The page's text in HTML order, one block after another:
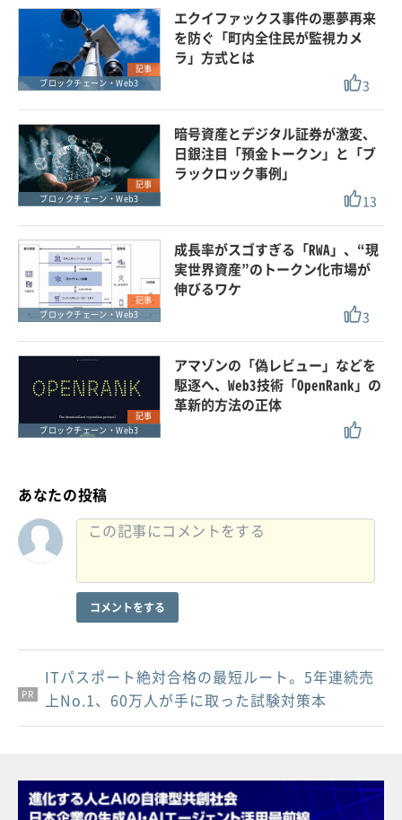
記事
ブロックチェーン・Web3
エクイファックス事件の悪夢再来
を防ぐ「町内全住民が監視カメ
ラ」方式とは
3
記事
ブロックチェーン・Web3
暗号資産とデジタル証券が激変、
日銀注目「預金トークン」と「ブ
ラックロック事例」
13
記事
ブロックチェーン・Web3
成長率がスゴすぎる「RWA」、“現
実世界資産”のトークン化市場が
伸びるワケ
3
記事
ブロックチェーン・Web3
アマゾンの「偽レビュー」などを
駆逐へ、Web3技術「OpenRank」の
革新的方法の正体
あなたの投稿
コメントをする
PR
PR
PR
ITパスポート絶対合格の最短ルート。5年連続売
上No.1、60万人が手に取った試験対策本